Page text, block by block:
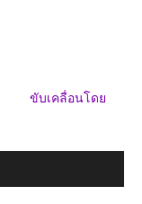
ขับเคลื่อนโดย